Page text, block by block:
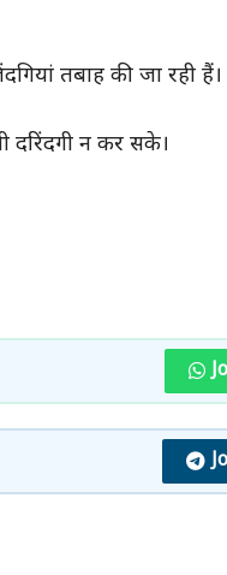
तबाह की जा रही हैं।
दरिंदगी न कर सके।